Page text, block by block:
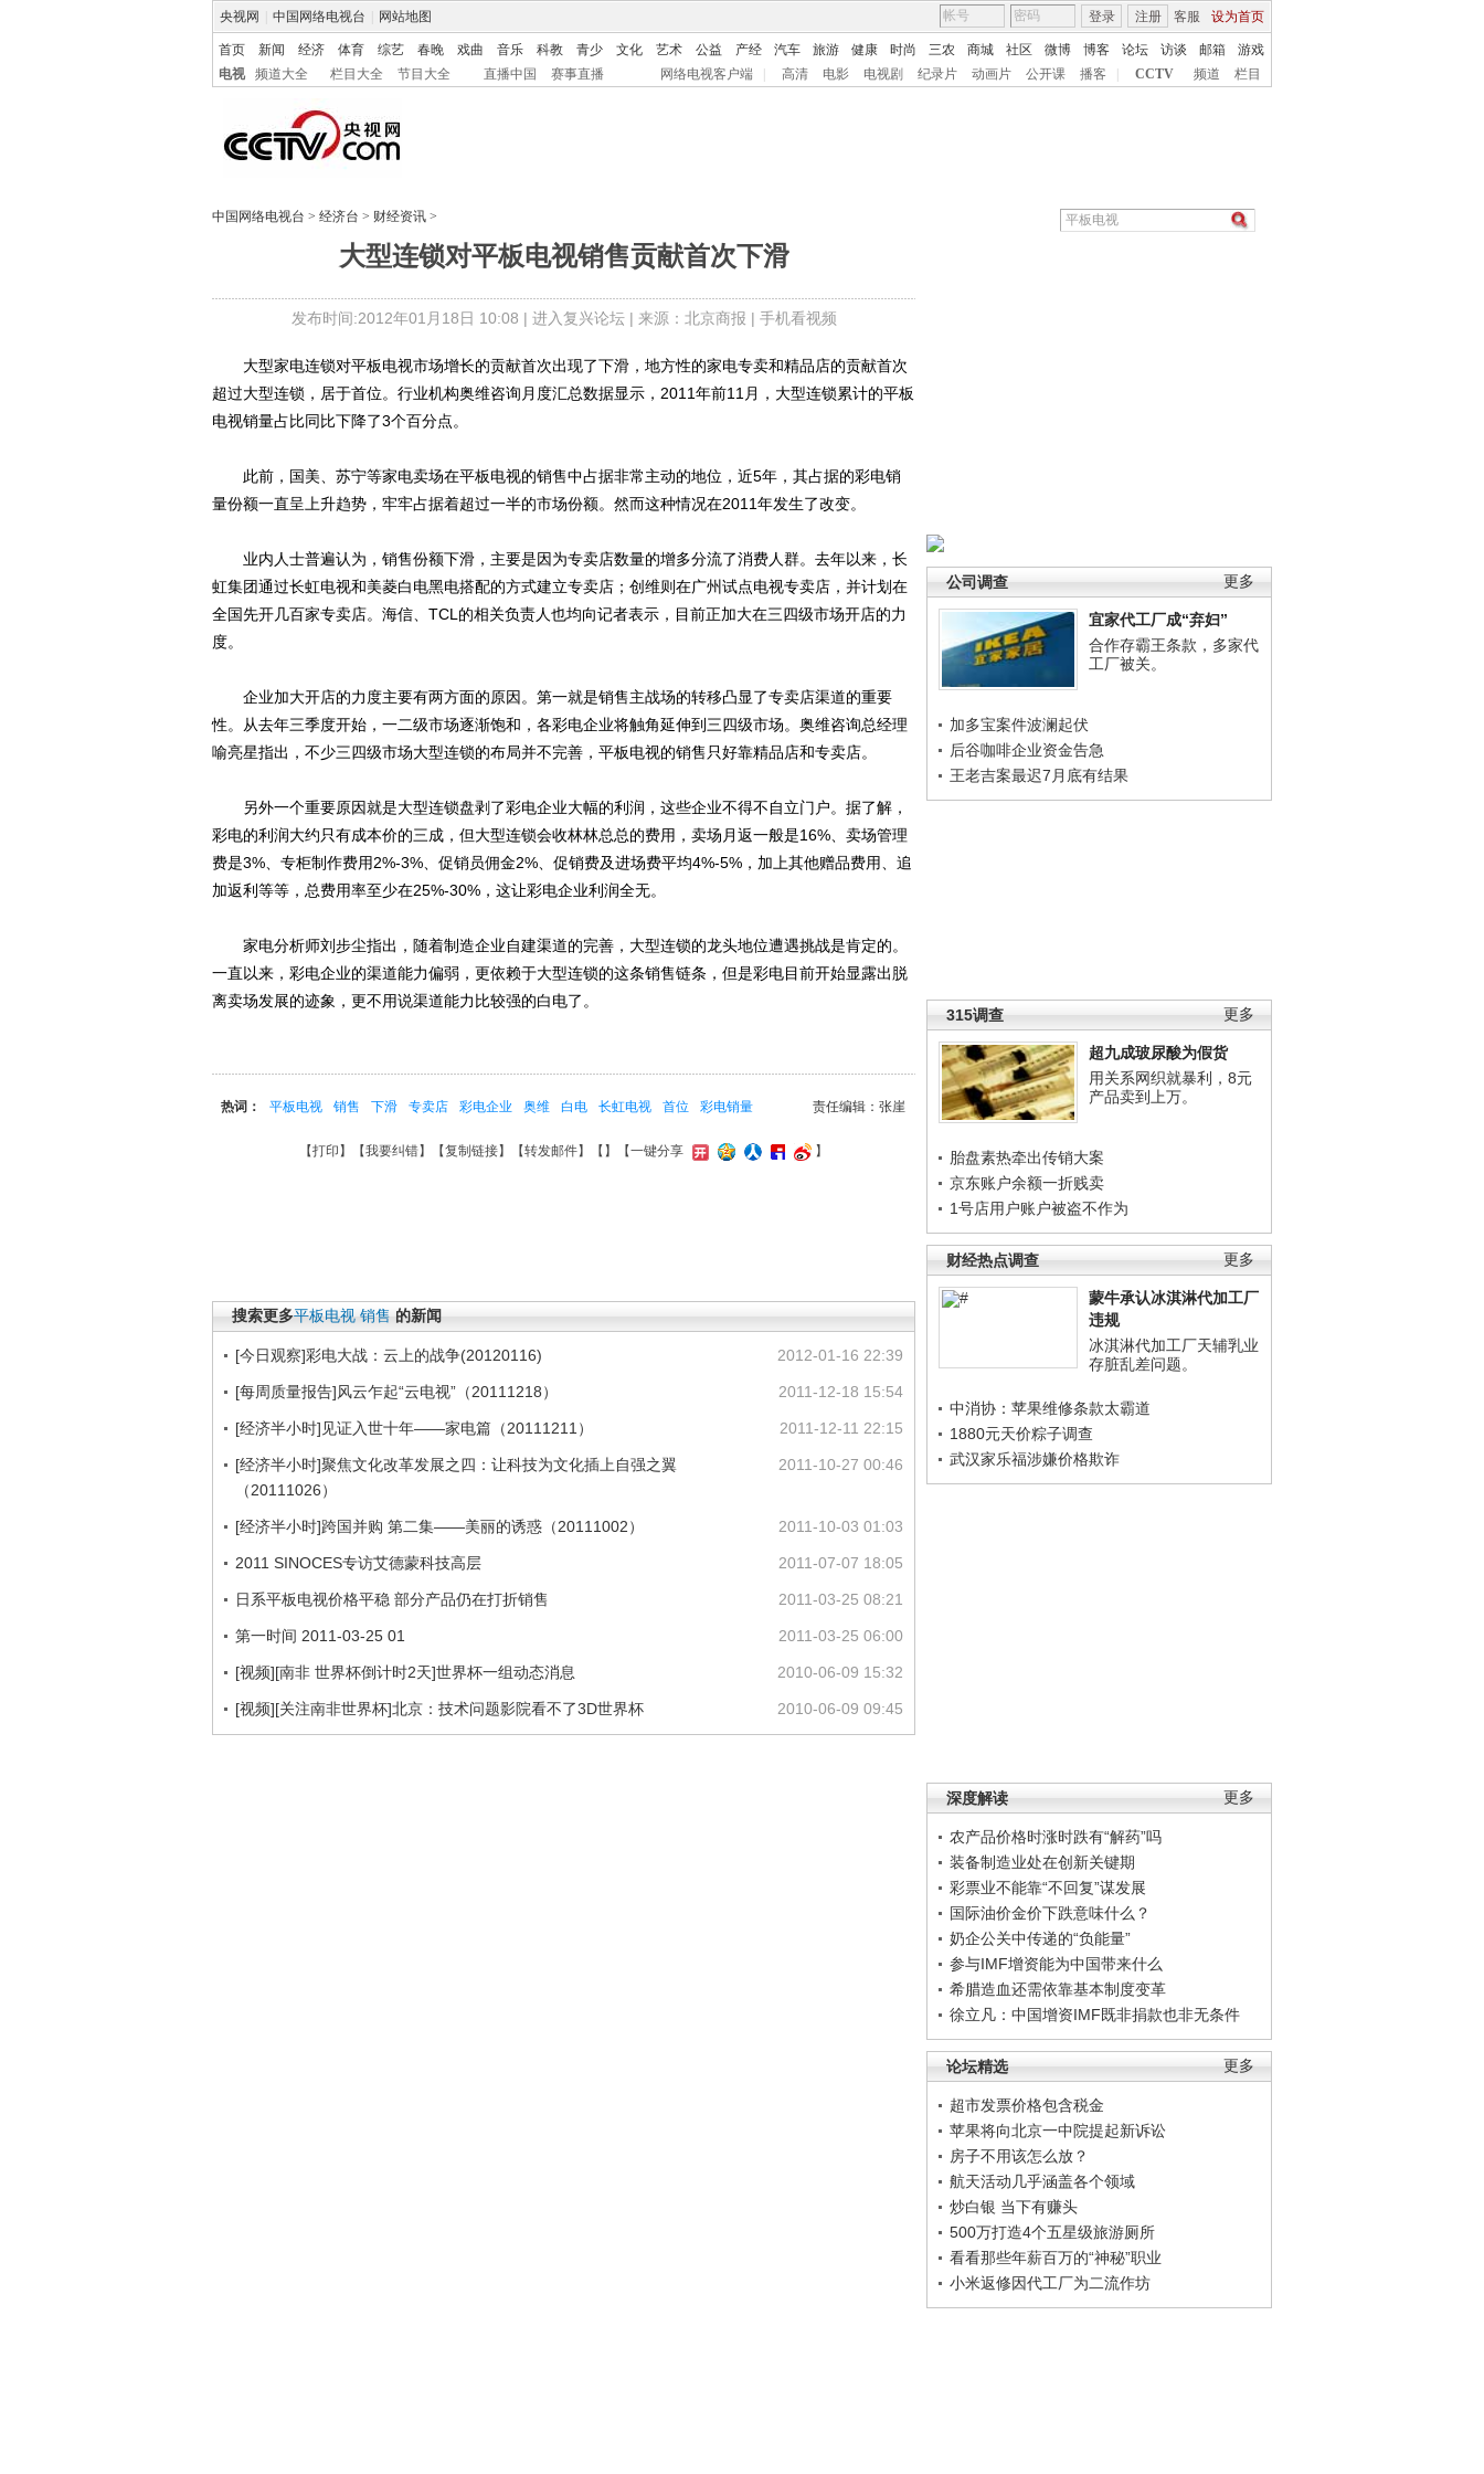
央视网 中国网络电视台 网站地图 客服 设为首页
登录 注册
首页 新闻 经济 体育 综艺 春晚 戏曲 音乐 科教 青少 文化 艺术 公益 产经 汽车 旅游 健康 时尚 三农 商城 社区 微博 博客 论坛 访谈 邮箱
游戏
电视
频道大全 栏目大全 节目大全 直播中国 赛事直播 网络电视客户端 高清 电影 电视剧 纪录片 动画片 公开课 播客 CCTV 频道 栏目
中国网络电视台 > 经济台 > 财经资讯 >
大型连锁对平板电视销售贡献首次下滑
发布时间:2012年01月18日 10:08 | 进入复兴论坛| 来源：北京商报 | 手机看视频
更多
公司调查
宜家代工厂成“弃妇”
合作存霸王条款，多家代
工厂被关。
加多宝案件波澜起伏
后谷咖啡企业资金告急
王老吉案最迟7月底有结果
更多
315调查
超九成玻尿酸为假货
用关系网织就暴利，8元
产品卖到上万。
胎盘素热牵出传销大案
京东账户余额一折贱卖
1号店用户账户被盗不作为
更多
财经热点调查
蒙牛承认冰淇淋代加工厂
违规
冰淇淋代加工厂天辅乳业
存脏乱差问题。
中消协：苹果维修条款太霸道
1880元天价粽子调查
武汉家乐福涉嫌价格欺诈
更多
深度解读
农产品价格时涨时跌有“解药”吗
装备制造业处在创新关键期
彩票业不能靠“不回复”谋发展
国际油价金价下跌意味什么？
奶企公关中传递的“负能量”
参与IMF增资能为中国带来什么
希腊造血还需依靠基本制度变革
徐立凡：中国增资IMF既非捐款也非无条件
更多
论坛精选
超市发票价格包含税金
苹果将向北京一中院提起新诉讼
房子不用该怎么放？
航天活动几乎涵盖各个领域
炒白银 当下有赚头
500万打造4个五星级旅游厕所
看看那些年薪百万的“神秘”职业
小米返修因代工厂为二流作坊
大型家电连锁对平板电视市场增长的贡献首次出现了下滑，地方性的家电专卖和精品店的贡献首次
超过大型连锁，居于首位。行业机构奥维咨询月度汇总数据显示，2011年前11月，大型连锁累计的平板
电视销量占比同比下降了3个百分点。
此前，国美、苏宁等家电卖场在平板电视的销售中占据非常主动的地位，近5年，其占据的彩电销
量份额一直呈上升趋势，牢牢占据着超过一半的市场份额。然而这种情况在2011年发生了改变。
业内人士普遍认为，销售份额下滑，主要是因为专卖店数量的增多分流了消费人群。去年以来，长
虹集团通过长虹电视和美菱白电黑电搭配的方式建立专卖店；创维则在广州试点电视专卖店，并计划在
全国先开几百家专卖店。海信、TCL的相关负责人也均向记者表示，目前正加大在三四级市场开店的力
度。
企业加大开店的力度主要有两方面的原因。第一就是销售主战场的转移凸显了专卖店渠道的重要
性。从去年三季度开始，一二级市场逐渐饱和，各彩电企业将触角延伸到三四级市场。奥维咨询总经理
喻亮星指出，不少三四级市场大型连锁的布局并不完善，平板电视的销售只好靠精品店和专卖店。
另外一个重要原因就是大型连锁盘剥了彩电企业大幅的利润，这些企业不得不自立门户。据了解，
彩电的利润大约只有成本价的三成，但大型连锁会收林林总总的费用，卖场月返一般是16%、卖场管理
费是3%、专柜制作费用2%-3%、促销员佣金2%、促销费及进场费平均4%-5%，加上其他赠品费用、追
加返利等等，总费用率至少在25%-30%，这让彩电企业利润全无。
家电分析师刘步尘指出，随着制造企业自建渠道的完善，大型连锁的龙头地位遭遇挑战是肯定的。
一直以来，彩电企业的渠道能力偏弱，更依赖于大型连锁的这条销售链条，但是彩电目前开始显露出脱
离卖场发展的迹象，更不用说渠道能力比较强的白电了。
责任编辑：张崖
热词： 平板电视 销售 下滑 专卖店 彩电企业 奥维 白电 长虹电视 首位 彩电销量
【打印 】【我要纠错】【复制链接】【转发邮件】【 】 【一键分享 】
搜索更多平板电视 销售 的新闻
2012-01-16 22:39
[今日观察]彩电大战：云上的战争(20120116)
2011-12-18 15:54
[每周质量报告]风云乍起“云电视”（20111218）
2011-12-11 22:15
[经济半小时]见证入世十年——家电篇（20111211）
2011-10-27 00:46
[经济半小时]聚焦文化改革发展之四：让科技为文化插上自强之翼
（20111026）
2011-10-03 01:03
[经济半小时]跨国并购 第二集——美丽的诱惑（20111002）
2011-07-07 18:05
2011 SINOCES专访艾德蒙科技高层
2011-03-25 08:21
日系平板电视价格平稳 部分产品仍在打折销售
2011-03-25 06:00
第一时间 2011-03-25 01
2010-06-09 15:32
[视频][南非 世界杯倒计时2天]世界杯一组动态消息
2010-06-09 09:45
[视频][关注南非世界杯]北京：技术问题影院看不了3D世界杯